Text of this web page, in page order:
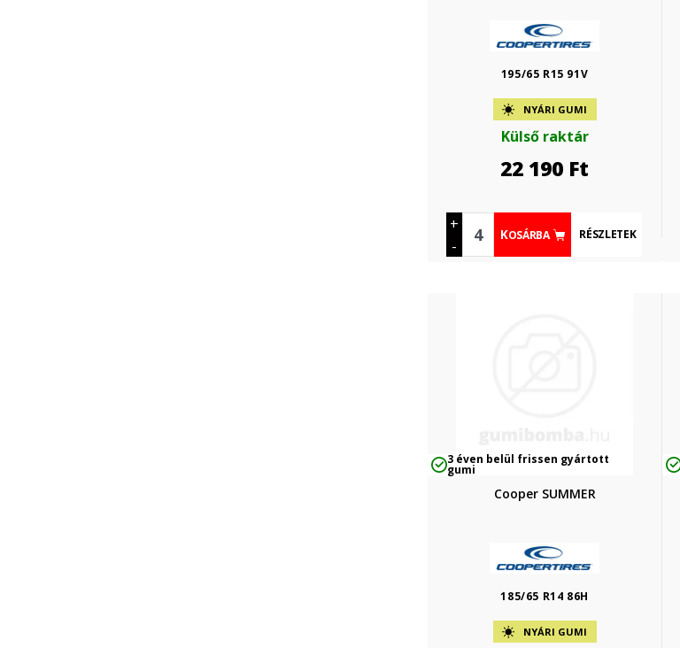
195/65 R15 91V
NYÁRI GUMI
Külső raktár
22 190 Ft
+
-
KOSÁRBA RÉSZLETEK
3 éven belül frissen gyártott
gumi
Cooper SUMMER
185/65 R14 86H
NYÁRI GUMI